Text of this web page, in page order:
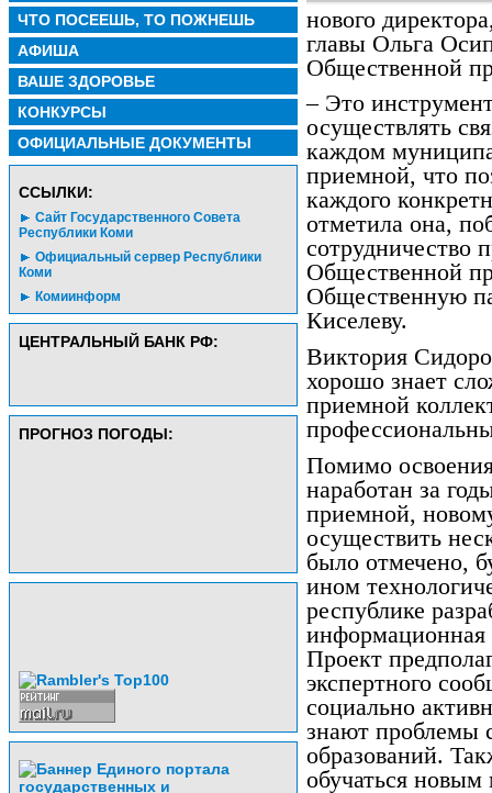
ЧТО ПОСЕЕШЬ, ТО ПОЖНЕШЬ
АФИША
ВАШЕ ЗДОРОВЬЕ
КОНКУРСЫ
ОФИЦИАЛЬНЫЕ ДОКУМЕНТЫ
CСЫЛКИ:
Сайт Государственного Совета
Республики Коми
Официальный сервер Республики
Коми
Комиинформ
ЦЕНТРАЛЬНЫЙ БАНК РФ:
ПРОГНОЗ ПОГОДЫ:
нового
главы Ольга
Общественной
– Это
осуществлять
каждом
приемной, что
каждого
отметила она,
сотрудничество
Общественной
Общественную
Киселеву.
Виктория
хорошо знает
приемной
Помимо
наработан за
приемной,
осуществить
было отмечено,
ином
республике
Проект
экспертного
социально
знают проблемы
образований.
обучаться